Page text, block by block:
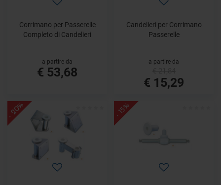
Corrimano per Passerelle
Completo di Candelieri
a partire da
€ 53,68
Candelieri per Corrimano
Passerelle
a partire da
€ 15,29
- 20% - 15%